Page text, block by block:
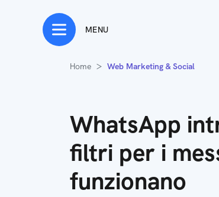
MENU
Home Web Marketing & Social
WhatsApp
filtri per i
funzionano